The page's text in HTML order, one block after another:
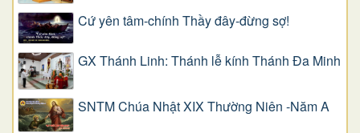
Cứ yên tâm-chính Thầy đây-đừng sợ!
GX Thánh Linh: Thánh lễ kính Thánh Đa Minh
SNTM Chúa Nhật XIX Thường Niên -Năm A